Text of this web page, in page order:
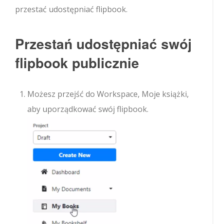
przestać udostępniać flipbook.
Przestań udostępniać swój
flipbook publicznie
Możesz przejść do Workspace, Moje książki,
aby uporządkować swój flipbook.